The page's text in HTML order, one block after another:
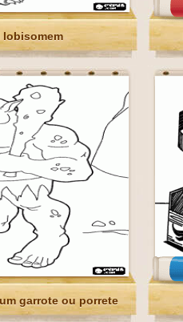
lobisomem
garrote ou porrete